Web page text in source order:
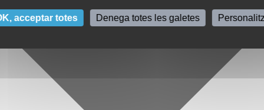
acceptar totes Denega totes les galetes